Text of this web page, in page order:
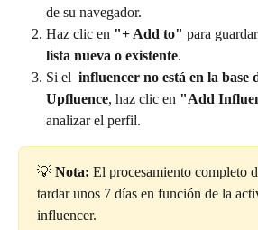
de su navegador.
Haz clic en "+ Add to" para
lista nueva o existente.
Si el influencer no está en la base
Upfluence, haz clic en "Add
analizar el perfil.
💡 Nota: El procesamiento completo
tardar unos 7 días en función de la
influencer.